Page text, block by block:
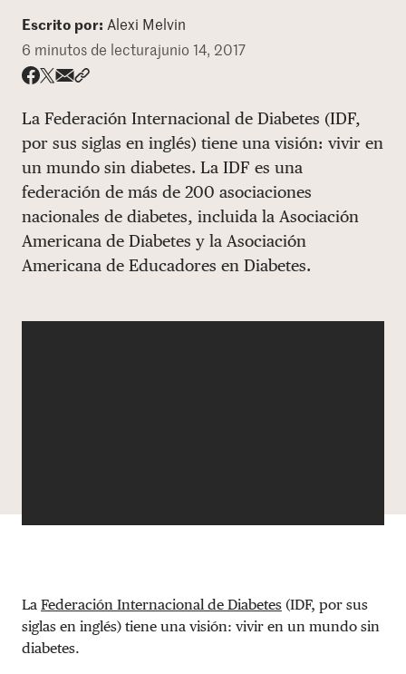
Quienes somos
DONAR
Escrito por: Alexi Melvin
6 minutos de lecturajunio 14, 2017
La Federación Internacional de Diabetes (IDF,
por sus siglas en inglés) tiene una visión: vivir en
un mundo sin diabetes. La IDF es una
federación de más de 200 asociaciones
nacionales de diabetes, incluida la Asociación
Americana de Diabetes y la Asociación
Americana de Educadores en Diabetes.
La Federación Internacional de Diabetes (IDF, por sus
siglas en inglés) tiene una visión: vivir en un mundo sin
diabetes.